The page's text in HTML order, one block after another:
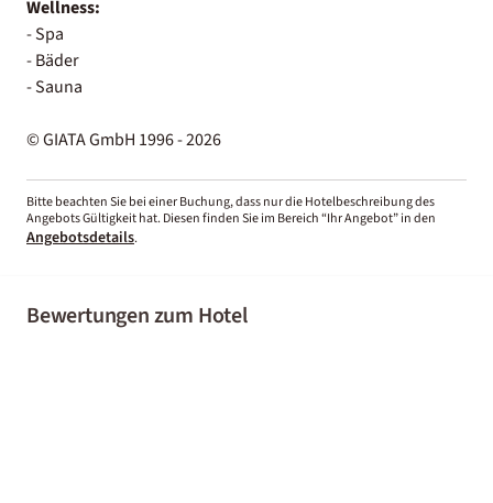
Wellness:
- Spa
- Bäder
- Sauna
© GIATA GmbH 1996 - 2026
Bitte beachten Sie bei einer Buchung, dass nur die Hotelbeschreibung des
Angebots Gültigkeit hat. Diesen finden Sie im Bereich “Ihr Angebot” in den
Angebotsdetails.
Bewertungen zum Hotel